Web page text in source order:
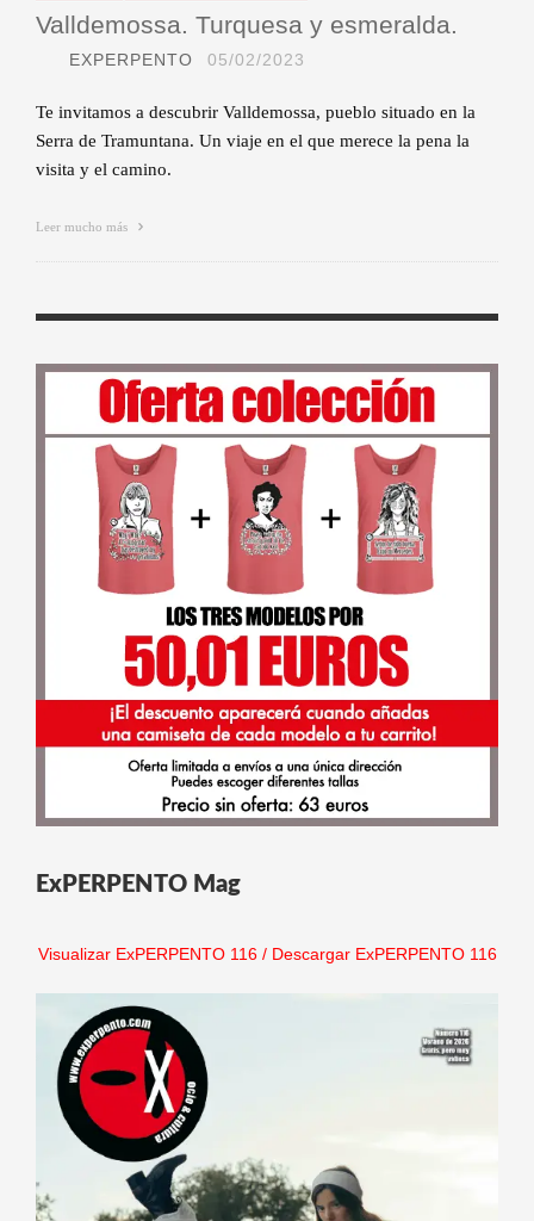
Valldemossa. Turquesa y esmeralda.
EXPERPENTO 05/02/2023
Te invitamos a descubrir Valldemossa, pueblo situado en la
Serra de Tramuntana. Un viaje en el que merece la pena la
visita y el camino.
Leer mucho más
ExPERPENTO Mag
Visualizar ExPERPENTO 116/ Descargar ExPERPENTO 116